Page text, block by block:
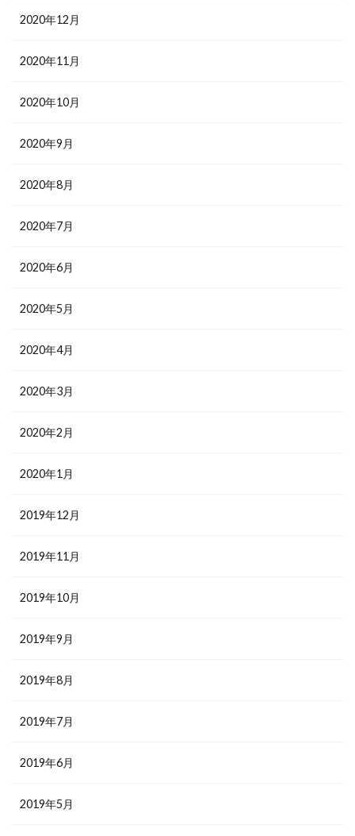
2020年12月
2020年11月
2020年10月
2020年9月
2020年8月
2020年7月
2020年6月
2020年5月
2020年4月
2020年3月
2020年2月
2020年1月
2019年12月
2019年11月
2019年10月
2019年9月
2019年8月
2019年7月
2019年6月
2019年5月